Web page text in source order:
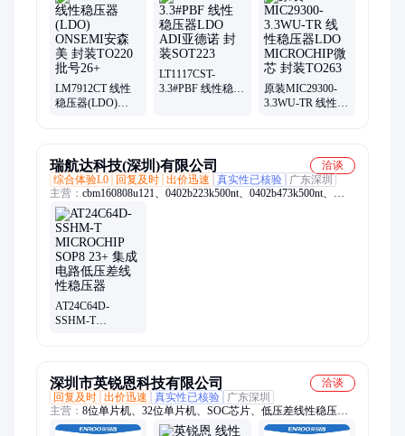
件、电源芯片、接口芯片、DSP数字信号处理器、时钟芯片、中
科芯、阿尔特拉、存储芯片、以太网控制芯片、射频芯片、恩智
浦、ST意法、中微爱芯、转换芯片、芯科、三星存储
LM7912CT 线性
稳压器(LDO)
LT1117CST-
3.3#PBF 线性稳压
原装MIC29300-
3.3WU-TR 线性稳
瑞航达科技(深圳)有限公司
洽谈
综合体验L0
回复及时 出价迅速 真实性已核验
广东深圳
主营： cbm160808u121、0402b223k500nt、0402b473k500nt、
0402b224k160nt、0402b562k500nt、cbw321609u190t、
0402b222k500nt、06035c332jat2a、0603x225k160nt、
0402b103k500nt、0603b103j500nt、0805b221k500nt、
04022r102k500ba、0402cg102j500nt、0402cg4r7c500nt、
l9637d013trst19sop
AT24C64D-
SSHM-T
压器
深圳市英锐恩科技有限公司
洽谈
回复及时 出价迅速 真实性已核验
广东深圳
主营： 8位单片机、32位单片机、SOC芯片、低压差线性稳压
器、ASIC芯片、模拟器件、MCU、国产单片机原厂、模拟集成